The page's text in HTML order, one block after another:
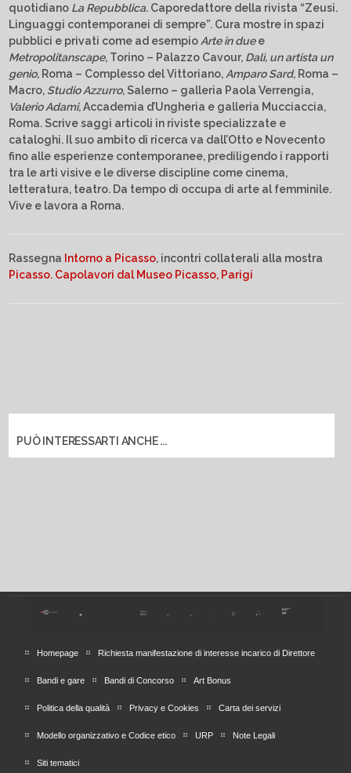
quotidiano La Repubblica. Caporedattore della rivista “Zeusi.
Linguaggi contemporanei di sempre”. Cura mostre in spazi
pubblici e privati come ad esempio Arte in duee
Metropolitanscape, Torino – Palazzo Cavour, Dalì, un artista un
genio, Roma – Complesso del Vittoriano, Amparo Sard, Roma –
Macro, Studio Azzurro, Salerno – galleria Paola Verrengia,
Valerio Adami, Accademia d’Ungheria e galleria Mucciaccia,
Roma. Scrive saggi articoli in riviste specializzate e
cataloghi. Il suo ambito di ricerca va dall’Otto e Novecento
fino alle esperienze contemporanee, prediligendo i rapporti
tra le arti visive e le diverse discipline come cinema,
letteratura, teatro. Da tempo di occupa di arte al femminile.
Vive e lavora a Roma.
Rassegna Intorno a Picasso, incontri collaterali alla mostra
Picasso. Capolavori dal Museo Picasso, Parigi
PUÒ INTERESSARTI ANCHE ...
Homepage Richiesta manifestazione di interesse incarico di Direttore
Bandi e gare Bandi di Concorso Art Bonus
Politica della qualità Privacy e Cookies Carta dei servizi
Modello organizzativo e Codice etico URP Note Legali
Siti tematici